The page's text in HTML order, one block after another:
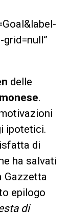
delle
.
ipotetici.
di
ha salvati
Gazzetta
epilogo
di